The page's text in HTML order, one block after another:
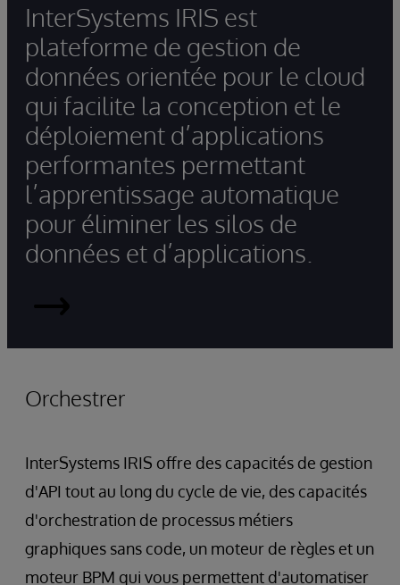
InterSystems IRIS est
plateforme de gestion de
données orientée pour le cloud
qui facilite la conception et le
déploiement d’applications
performantes permettant
l’apprentissage automatique
pour éliminer les silos de
données et d’applications.
InterSystems
IRIS
Orchestrer
InterSystems IRIS offre des capacités de gestion
d'API tout au long du cycle de vie, des capacités
d'orchestration de processus métiers
graphiques sans code, un moteur de règles et un
moteur BPM qui vous permettent d'automatiser